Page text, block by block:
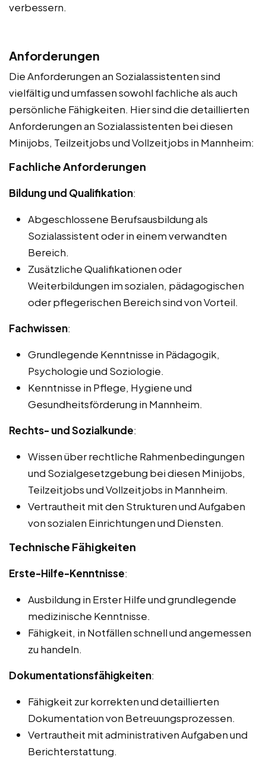
verbessern.
Anforderungen
Die Anforderungen an Sozialassistenten sind
vielfältig und umfassen sowohl fachliche als auch
persönliche Fähigkeiten. Hier sind die detaillierten
Anforderungen an Sozialassistenten bei diesen
Minijobs, Teilzeitjobs und Vollzeitjobs in Mannheim:
Fachliche Anforderungen
Bildung und Qualifikation:
Abgeschlossene Berufsausbildung als
Sozialassistent oder in einem verwandten
Bereich.
Zusätzliche Qualifikationen oder
Weiterbildungen im sozialen, pädagogischen
oder pflegerischen Bereich sind von Vorteil.
Fachwissen:
Grundlegende Kenntnisse in Pädagogik,
Psychologie und Soziologie.
Kenntnisse in Pflege, Hygiene und
Gesundheitsförderung in Mannheim.
Rechts- und Sozialkunde:
Wissen über rechtliche Rahmenbedingungen
und Sozialgesetzgebung bei diesen Minijobs,
Teilzeitjobs und Vollzeitjobs in Mannheim.
Vertrautheit mit den Strukturen und Aufgaben
von sozialen Einrichtungen und Diensten.
Technische Fähigkeiten
Erste-Hilfe-Kenntnisse:
Ausbildung in Erster Hilfe und grundlegende
medizinische Kenntnisse.
Fähigkeit, in Notfällen schnell und angemessen
zu handeln.
Dokumentationsfähigkeiten:
Fähigkeit zur korrekten und detaillierten
Dokumentation von Betreuungsprozessen.
Vertrautheit mit administrativen Aufgaben und
Berichterstattung.